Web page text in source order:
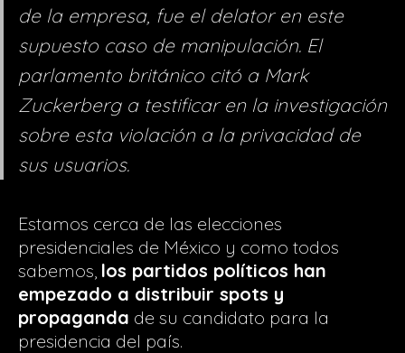
de la empresa, fue el delator en este
supuesto caso de manipulación. El
parlamento británico citó a Mark
Zuckerberg a testificar en la investigación
sobre esta violación a la privacidad de
sus usuarios.
Estamos cerca de las elecciones
presidenciales de México y como todos
sabemos, los partidos políticos han
empezado a distribuir spots y
propaganda de su candidato para la
presidencia del país.